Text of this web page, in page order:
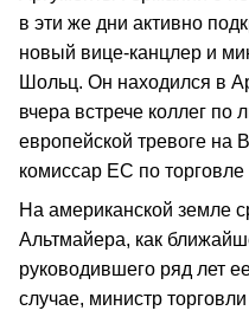
в эти же дни активно
новый вице-канцлер и
Шольц. Он находился в
вчера встрече коллег по
европейской тревоге на
комиссар ЕС по
На американской земле
Альтмайера, как
руководившего ряд лет
случае, министр